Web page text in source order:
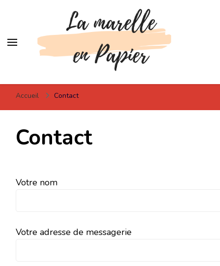
Lamarelleenpapier
Pour votre inspiration !
Accueil Contact
Contact
Votre nom
Votre adresse de messagerie